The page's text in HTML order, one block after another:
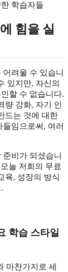
힘을 실
려울 수 있습니
있지만, 자신의
할 수 없습니다.
량 강화, 자기 인
드는 것에 대한
임으로써, 여러
비가 되셨습니
늘 저희의 무료
육, 성장의 방식
학습 스타일
마찬가지로 세